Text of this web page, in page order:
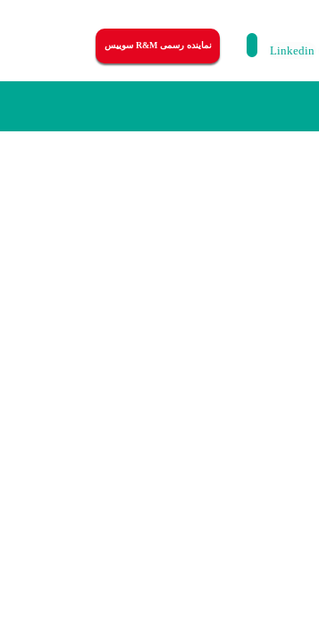
نماینده رسمی R&M سوییس Linkedin